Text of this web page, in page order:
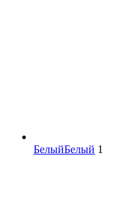
БелыйБелый 1